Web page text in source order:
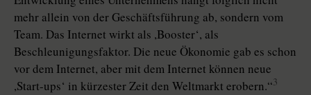
mehr allein von der Geschäftsführung ab, sondern vom
Team. Das Internet wirkt als ,Booster‘, als
Beschleunigungsfaktor. Die neue Ökonomie gab es schon
vor dem Internet, aber mit dem Internet können neue
,Start-ups‘ in kürzester Zeit den Weltmarkt erobern.“3